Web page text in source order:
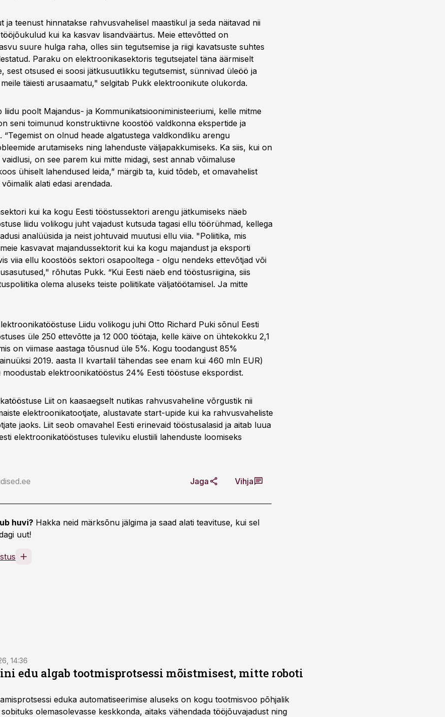
ja teenust hinnatakse rahvusvahelisel maastikul ja seda näitavad nii
kui ka kasvav lisandväärtus. Meie ettevõtted on
suure hulga raha, olles siin tegutsemise ja riigi kavatsuste suhtes
Paraku on elektroonikasektoris tegutsejatel täna äärmiselt
sest otsused ei soosi jätkusuutlikku tegutsemist, sünnivad üleöö ja
täiesti arusaamatu," selgitab Pukk elektroonikute olukorda.
poolt Majandus- ja Kommunikatsiooniministeeriumi, kelle mitme
seni toimunud konstruktiivne koostöö valdkonna ekspertide ja
“Tegemist on olnud heade algatustega valdkondliku arengu
arutamiseks ning lahenduste väljapakkumiseks. Ka siis, kui on
on see parem kui mitte midagi, sest annab võimaluse
ühiselt lahendused leida,” märgib ta, kuid tõdeb, et omavahelist
alati edasi arendada.
kui ka kogu Eesti tööstussektori arengu jätkumiseks näeb
liidu volikogu juht vajadust kutsuda tagasi ellu töörühmad, kellega
analüüsida ja neist johtuvaid muutusi ellu viia. "Poliitika, mis
kasvavat majandussektorit kui ka kogu majandust ja eksporti
viia ellu koostöös sektori osapooltega - olgu nendeks ettevõtjad või
rõhutas Pukk. “Kui Eesti näeb end tööstusriigina, siis
olema aluseks teiste poliitikate väljatöötamisel. Ja mitte
Liidu volikogu juhi Otto Richard Puki sõnul Eesti
üle 250 ettevõtte ja 12 000 töötaja, kelle käive on ühtekokku 2,1
on viimase aastaga tõusnud üle 5%. Kogu toodangust 85%
2019. aasta II kvartalil tähendas see enam kui 460 mln EUR)
elektroonikatööstus 24% Eesti tööstuse ekspordist.
Liit on kaasaegselt nutikas rahvusvaheline võrgustik nii
elektroonikatootjate, alustavate start-upide kui ka rahvusvaheliste
jaoks. Liit seob omavahel Eesti erinevaid tööstusalasid ja aitab luua
elektroonikatööstuses tuleviku elustiili lahenduste loomiseks
Jaga Vihja
huvi? Hakka neid märksõnu jälgima ja saad alati teavituse, kui sel
uut!
14:36
edu algab tootmisprotsessi mõistmisest, mitte roboti
eduka automatiseerimise aluseks on kogu tootmisvoo põhjalik
olemasolevasse keskkonda, aitaks vähendada tööjõuvajadust ning